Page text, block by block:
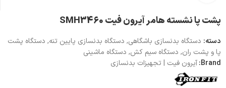
پشت پا نشسته هامر آیرون فیت SMH3460
دسته: دستگاه بدنسازی باشگاهی, دستگاه بدنسازی پایین تنه, دستگاه پشت
پا و پشت ران, دستگاه سیم کش, دستگاه ماشینی
Brand: آیرون فیت | تجهیزات بدنسازی